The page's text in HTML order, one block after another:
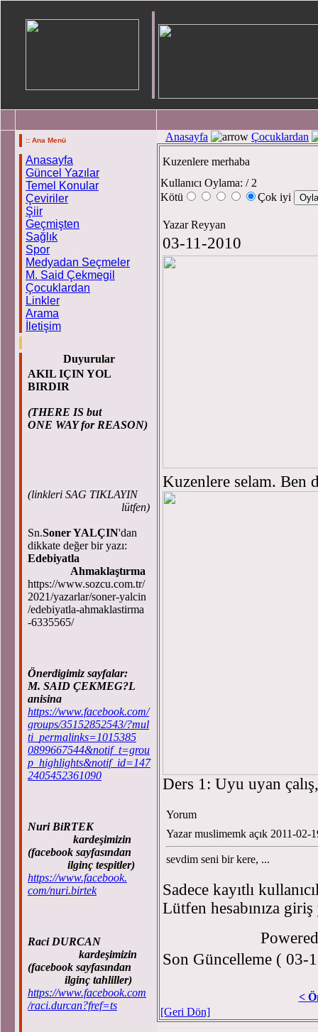
:: Ana Menü
Anasayfa
Güncel Yazılar
Temel Konular
Çeviriler
Şiir
Geçmişten
Sağlık
Spor
Medyadan Seçmeler
M. Said Çekmegil
Çocuklardan
Linkler
Arama
İletişim
Duyurular
AKIL IÇIN YOL
BIRDIR
(THERE IS but
ONE WAY for REASON)
(linkleri SAG TIKLAYIN
lütfen)
Sn.Soner YALÇIN'dan
dikkate değer bir yazı:
Edebiyatla
Ahmaklaştırma
https://www.sozcu.com.tr/
2021/yazarlar/soner-yalcin
/edebiyatla-ahmaklastirma
-6335565/
Önerdigimiz sayfalar:
M. SAID ÇEKMEG?L
anisina
https://www.facebook.com/
groups/35152852543/?mul
ti_permalinks=1015385
0899667544&notif_t=grou
p_highlights&notif_id=147
2405452361090
Nuri BiRTEK
kardeşimizin
(facebook sayfasından
ilginç tespitler)
https://www.facebook.
com/nuri.birtek
Raci DURCAN
kardeşimizin
(facebook sayfasından
ilginç tahliller)
https://www.facebook.com
/raci.durcan?fref=ts
Anasayfa Çocuklardan
Kuzenlere merhaba
Kullanıcı Oylama: / 2
Kötü
Çok iyi
Yazar Reyyan
03-11-2010
Kuzenlere selam. Ben
Ders 1: Uyu uyan
Yorum
Yazar muslimemk açık 2011-02-
sevdim seni bir kere, ...
Sadece kayıtlı
Lütfen hesabınıza
Son Güncelleme ( 03-
<
[Geri Dön]